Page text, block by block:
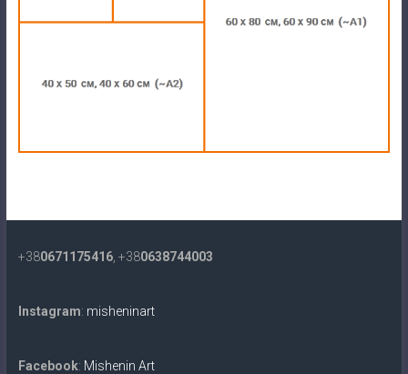
+380671175416, +380638744003
Instagram: misheninart
Facebook: Mishenin Art